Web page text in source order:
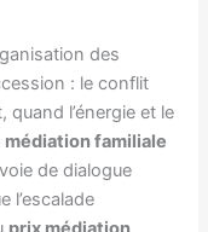
des
: le conflit
l’énergie et le
médiation familiale
de dialogue
l’escalade